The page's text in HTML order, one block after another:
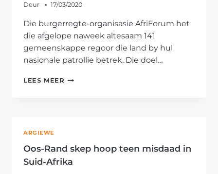
Deur 17/03/2020
Die burgerregte-organisasie AfriForum het
die afgelope naweek altesaam 141
gemeenskappe regoor die land by hul
nasionale patrollie betrek. Die doel…
LEES MEER AFRIFORUM
ARGIEWE
Oos-Rand skep hoop teen misdaad in
Suid-Afrika